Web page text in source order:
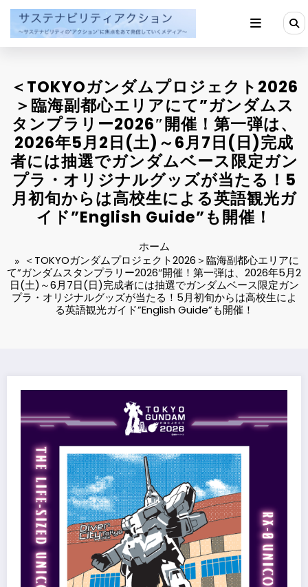
ン
＜TOKYOガンダムプロジェクト2026
＞臨海副都心エリアにて”ガンダムス
タンプラリー2026″開催！第一弾は、
2026年5月2日(土)～6月7日(日)完成
者には抽選でガンダムベース限定ガン
プラ・オリジナルグッズが当たる！5
月初旬からは高校生による英語観光ガ
イド”English Guide”も開催！
ホーム
＜TOKYOガンダムプロジェクト2026＞臨海副都心エリアに
て”ガンダムスタンプラリー2026″開催！第一弾は、2026年5月2
日(土)～6月7日(日)完成者には抽選でガンダムベース限定ガン
プラ・オリジナルグッズが当たる！5月初旬からは高校生によ
る英語観光ガイド”English Guide”も開催！